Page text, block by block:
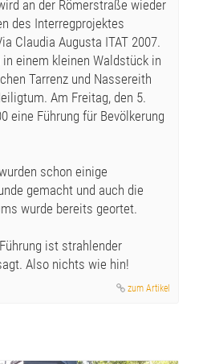
an der Römerstraße wieder
des Interregprojektes
Claudia Augusta ITAT 2007.
einem kleinen Waldstück in
Tarrenz und Nassereith
Am Freitag, den 5.
eine Führung für Bevölkerung
schon einige
gemacht und auch die
wurde bereits geortet.
ist strahlender
Also nichts wie hin!
zum Artikel